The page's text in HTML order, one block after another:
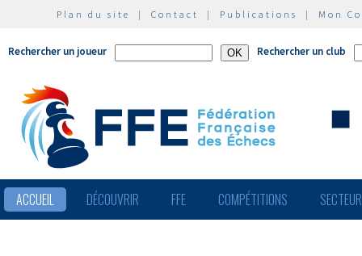
Plan du site | Contact | Publications | Mon
Rechercher un joueur Rechercher un club
ACCUEIL DÉCOUVRIR FFE COMPÉTITIONS